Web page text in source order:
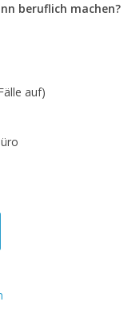
beruflich machen?
auf)